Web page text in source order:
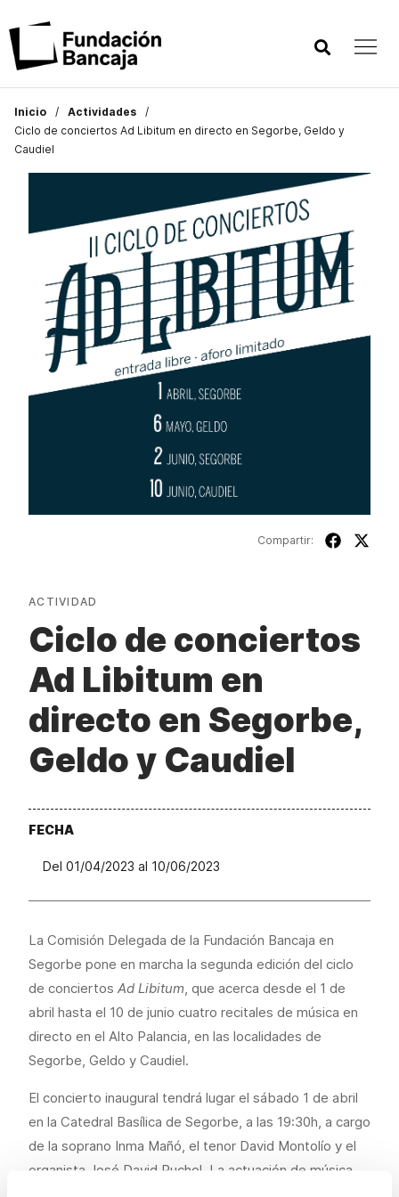
Inicio
Actividades
Ciclo de conciertos Ad Libitum en directo en Segorbe, Geldo y
Caudiel
Compartir:
ACTIVIDAD
Ciclo de conciertos
Ad Libitum en
directo en Segorbe,
Geldo y Caudiel
FECHA
Del 01/04/2023 al 10/06/2023
La Comisión Delegada de la Fundación Bancaja en
Segorbe pone en marcha la segunda edición del ciclo
de conciertos Ad Libitum, que acerca desde el 1 de
abril hasta el 10 de junio cuatro recitales de música en
directo en el Alto Palancia, en las localidades de
Segorbe, Geldo y Caudiel.
El concierto inaugural tendrá lugar el sábado 1 de abril
en la Catedral Basílica de Segorbe, a las 19:30h, a cargo
de la soprano Inma Mañó, el tenor David Montolío y el
organista José David Puchol. La actuación de música